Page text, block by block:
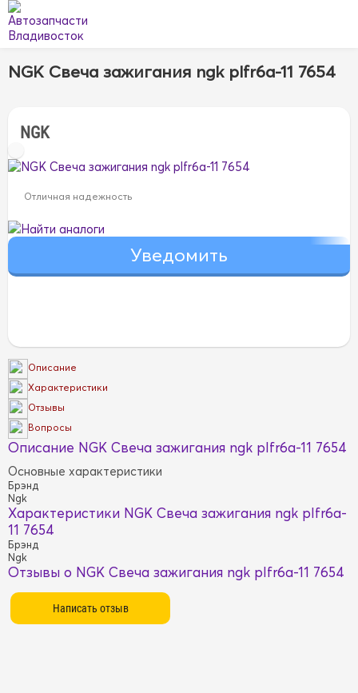
NGK Свеча зажигания ngk plfr6a-11 7654
NGK
Отличная надежность
Найти аналоги
Описание
Характеристики
Отзывы
Вопросы
Описание NGK Свеча зажигания ngk plfr6a-11 7654
Основные характеристики
Брэнд
Ngk
Характеристики NGK Свеча зажигания ngk plfr6a-
11 7654
Брэнд
Ngk
Отзывы о NGK Свеча зажигания ngk plfr6a-11 7654